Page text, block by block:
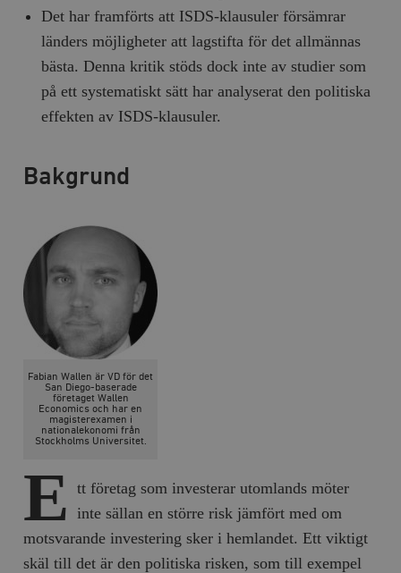
Det har framförts att ISDS-klausuler försämrar
länders möjligheter att lagstifta för det allmännas
bästa. Denna kritik stöds dock inte av studier som
på ett systematiskt sätt har analyserat den politiska
effekten av ISDS-klausuler.
Bakgrund
Fabian Wallen är VD för det
San Diego-baserade
företaget Wallen
Economics och har en
magisterexamen i
nationalekonomi från
Stockholms Universitet.
E
tt företag som investerar utomlands möter
inte sällan en större risk jämfört med om
motsvarande investering sker i hemlandet. Ett viktigt
skäl till det är den politiska risken, som till exempel